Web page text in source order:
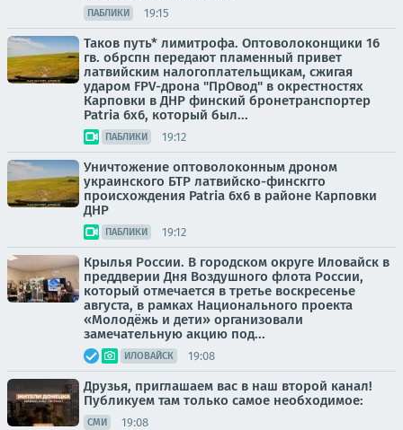
ПАБЛИКИ 19:15
Таков путь* лимитрофа. Оптоволоконщики 16
гв. обрспн передают пламенный привет
латвийским налогоплательщикам, сжигая
ударом FPV-дрона "ПрОвод" в окрестностях
Карповки в ДНР финский бронетранспортер
Patria 6x6, который был...
ПАБЛИКИ 19:12
Уничтожение оптоволоконным дроном
украинского БТР латвийско-финскгго
происхождения Patria 6x6 в районе Карповки
ДНР
ПАБЛИКИ 19:12
Крылья России. В городском округе Иловайск в
преддверии Дня Воздушного флота России,
который отмечается в третье воскресенье
августа, в рамках Национального проекта
«Молодёжь и дети» организовали
замечательную акцию под...
ИЛОВАЙСК 19:08
Друзья, приглашаем вас в наш второй канал!
Публикуем там только самое необходимое:
СМИ 19:08